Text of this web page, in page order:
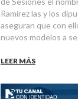
Ramírez las y los
aseguran que con
nuevos modelos a
LEER MÁS